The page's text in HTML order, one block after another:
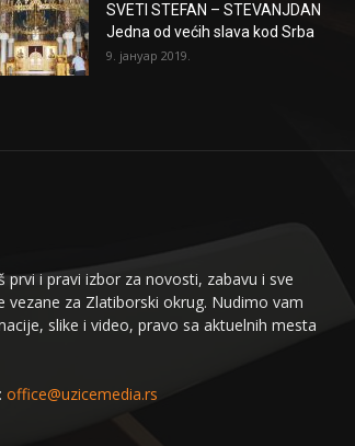
SVETI STEFAN – STEVANJDAN
Jedna od većih slava kod Srba
9. јануар 2019.
prvi i pravi izbor za novosti, zabavu i sve
vezane za Zlatiborski okrug. Nudimo vam
slike i video, pravo sa aktuelnih mesta
office@uzicemedia.rs